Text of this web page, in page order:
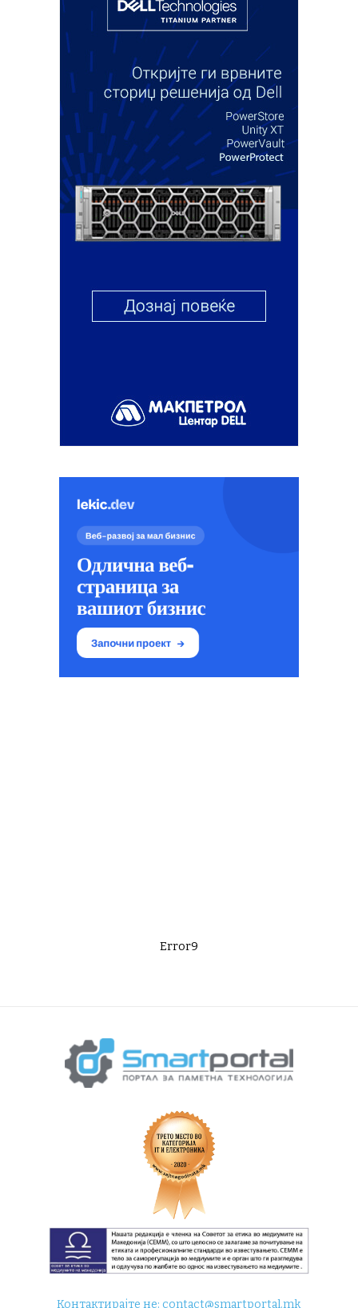
Error9
Контактирајте не:contact@smartportal.mk